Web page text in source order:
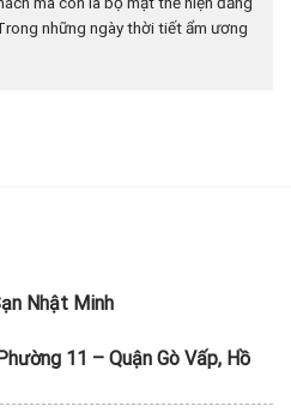
những ngày thời tiết ẩm ương
Nhật Minh
11 – Quận Gò Vấp, Hồ